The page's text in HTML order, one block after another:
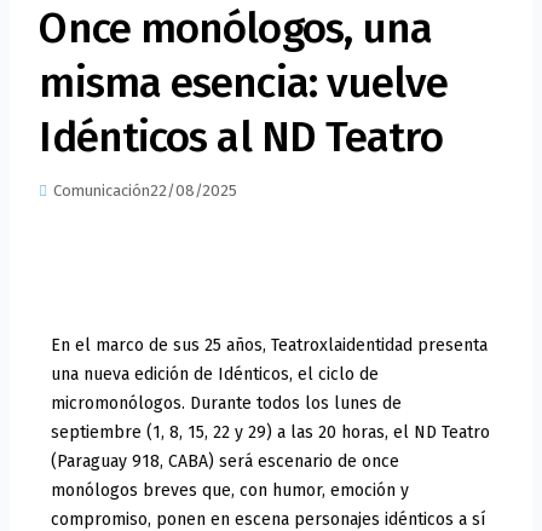
Once monólogos, una
misma esencia: vuelve
Idénticos al ND Teatro
Comunicación22/08/2025
En el marco de sus 25 años, Teatroxlaidentidad presenta
una nueva edición de Idénticos, el ciclo de
micromonólogos. Durante todos los lunes de
septiembre (1, 8, 15, 22 y 29) a las 20 horas, el ND Teatro
(Paraguay 918, CABA) será escenario de once
monólogos breves que, con humor, emoción y
compromiso, ponen en escena personajes idénticos a sí